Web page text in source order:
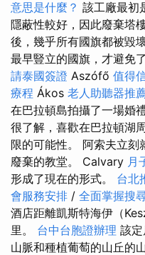
意思是什麼？ 該工廠最初
隱蔽性較好，因此廢棄塔
後，幾乎所有國旗都被毀
最早豎立的國旗，才避免
請泰國簽證 Aszófő 值得
療程 Ákos 老人助聽器推
在巴拉頓島拍攝了一場婚
很了解，喜歡在巴拉頓湖
限的可能性。 阿索夫立刻
廢棄的教堂。 Calvary 月
形成了現在的形式。 台北
會服務安排 / 全面掌握搜
酒店距離凱斯特海伊（
里。 台中台胞證辦理 該
山脈和種植葡萄的山丘的